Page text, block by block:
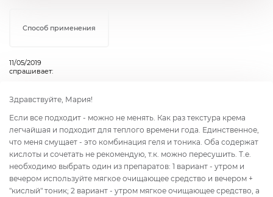
Способ применения
11/05/2019
спрашивает:
Здравствуйте, Мария!
Если все подходит - можно не менять. Как раз текстура крема
легчайшая и подходит для теплого времени года. Единственное,
что меня смущает - это комбинация геля и тоника. Оба содержат
кислоты и сочетать не рекомендую, т.к. можно пересушить. Т.е.
необходимо выбрать один из препаратов: 1 вариант - утром и
вечером используйте мягкое очищающее средство и вечером +
"кислый" тоник; 2 вариант - утром мягкое очищающее средство, а